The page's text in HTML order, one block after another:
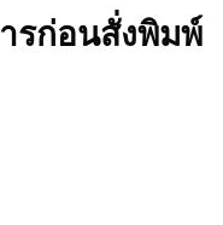
รก่อนสั่งพิมพ์